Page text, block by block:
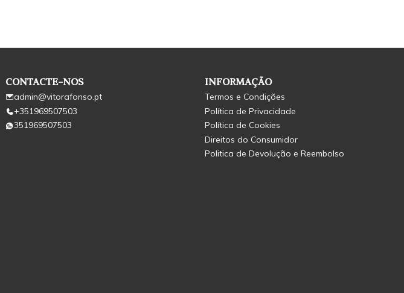
CONTACTE-NOS
admin@vitorafonso.pt
+351969507503
351969507503
INFORMAÇÃO
Termos e Condições
Política de Privacidade
Política de Cookies
Direitos do Consumidor
Politica de Devolução e Reembolso